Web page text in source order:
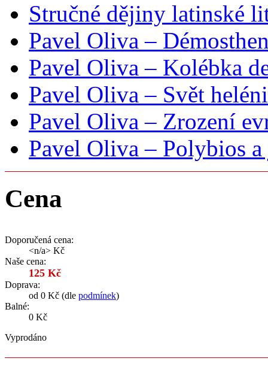
Stručné dějiny latinské
Pavel Oliva –
Pavel Oliva – Kolébka
Pavel Oliva – Svět
Pavel Oliva – Zrození
Pavel Oliva – Polybios a
Cena
Doporučená cena:
<n/a> Kč
Naše cena:
125 Kč
Doprava:
od 0 Kč (dle podmínek)
Balné:
0 Kč
Vyprodáno